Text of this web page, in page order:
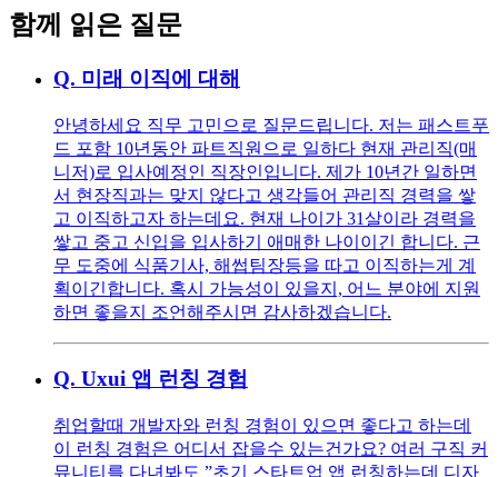
함께 읽은 질문
Q. 미래 이직에 대해
안녕하세요 직무 고민으로 질문드립니다. 저는 패스트푸
드 포함 10년동안 파트직원으로 일하다 현재 관리직(매
니저)로 입사예정인 직장인입니다. 제가 10년간 일하면
서 현장직과는 맞지 않다고 생각들어 관리직 경력을 쌓
고 이직하고자 하는데요. 현재 나이가 31살이라 경력을
쌓고 중고 신입을 입사하기 애매한 나이이긴 합니다. 근
무 도중에 식품기사, 해썹팀장등을 따고 이직하는게 계
획이긴합니다. 혹시 가능성이 있을지, 어느 분야에 지원
하면 좋을지 조언해주시면 감사하겠습니다.
Q. Uxui 앱 런칭 경험
취업할때 개발자와 런칭 경험이 있으면 좋다고 하는데
이 런칭 경험은 어디서 잡을수 있는건가요? 여러 구직 커
뮤니티를 다녀봐도 ”초기 스타트업 앱 런칭하는데 디자